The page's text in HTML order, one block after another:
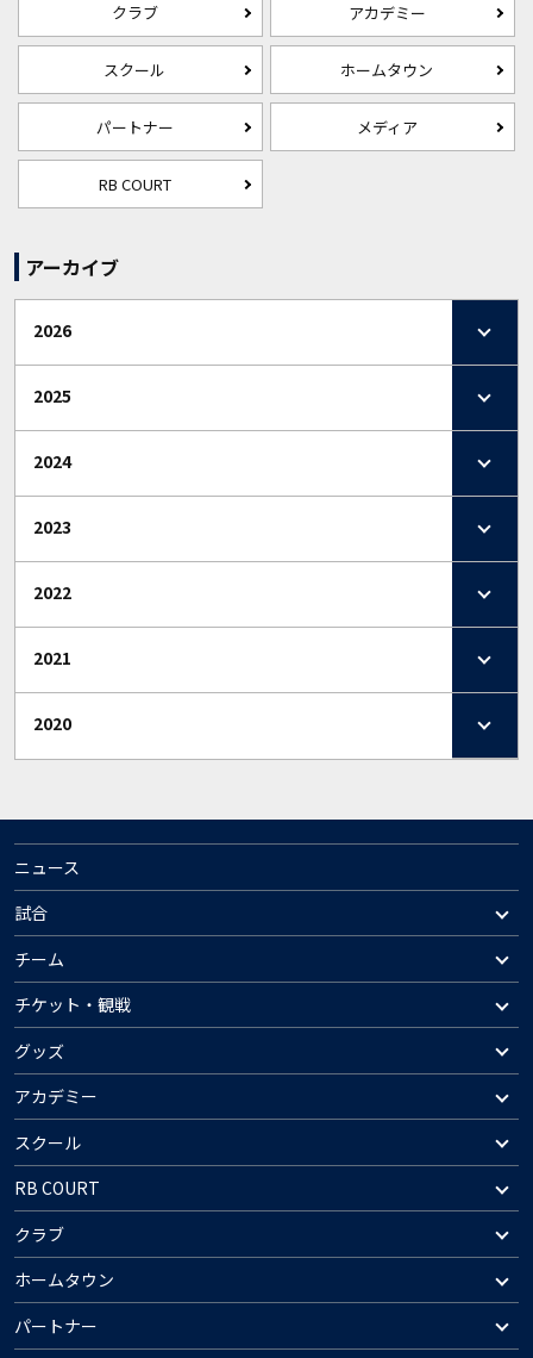
クラブ アカデミー
スクール ホームタウン
パートナー メディア
RB COURT
アーカイブ
2026
2025
2024
2023
2022
2021
2020
ニュース
試合
チーム
チケット・観戦
グッズ
アカデミー
スクール
RB COURT
クラブ
ホームタウン
パートナー